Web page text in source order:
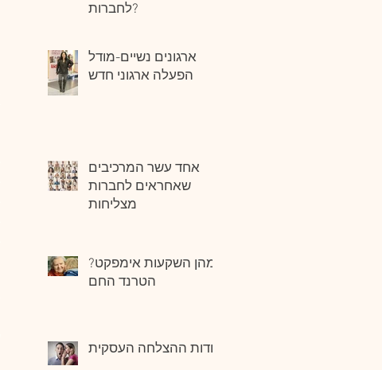
לחברות?
ארגונים נשיים-מודל
הפעלה ארגוני חדש
אחד עשר המרכיבים
שאחראים לחברות
מצליחות
מהן השקעות אימפקט?
הטרנד החם
סודות ההצלחה העסקית